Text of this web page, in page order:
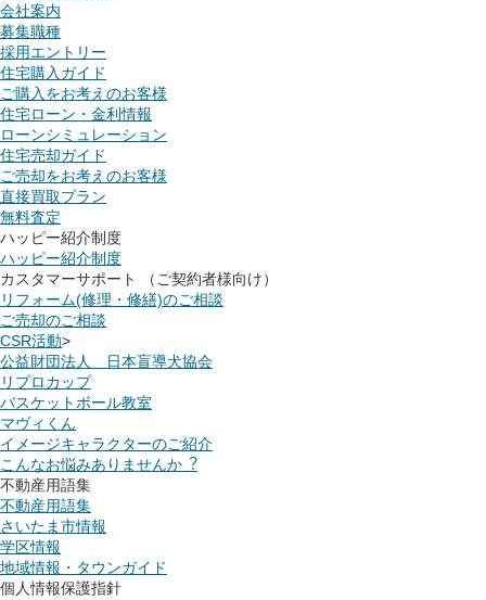
会社案内
募集職種
採用エントリー
住宅購入ガイド
ご購入をお考えのお客様
住宅ローン・金利情報
ローンシミュレーション
住宅売却ガイド
ご売却をお考えのお客様
直接買取プラン
無料査定
ハッピー紹介制度
ハッピー紹介制度
カスタマーサポート （ご契約者様向け）
リフォーム(修理・修繕)のご相談
ご売却のご相談
CSR活動>
公益財団法人 日本盲導犬協会
リプロカップ
バスケットボール教室
マヴィくん
イメージキャラクターのご紹介
こんなお悩みありませんか︖
不動産用語集
不動産用語集
さいたま市情報
学区情報
地域情報・タウンガイド
個人情報保護指針